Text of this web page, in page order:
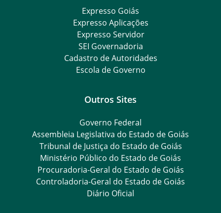
Expresso Goiás
Expresso Aplicações
Expresso Servidor
SEI Governadoria
Cadastro de Autoridades
Escola de Governo
Outros Sites
Governo Federal
Assembleia Legislativa do Estado de Goiás
Tribunal de Justiça do Estado de Goiás
Ministério Público do Estado de Goiás
Procuradoria-Geral do Estado de Goiás
Controladoria-Geral do Estado de Goiás
Diário Oficial